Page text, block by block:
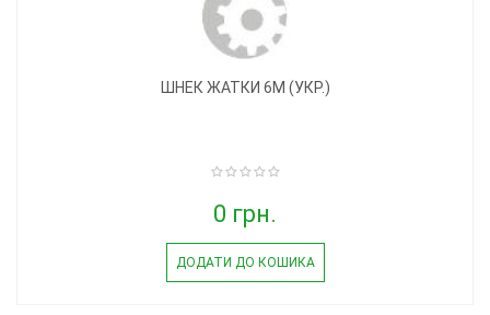
ШНЕК ЖАТКИ 6М (УКР.)
0 грн.
ДОДАТИ ДО КОШИКА